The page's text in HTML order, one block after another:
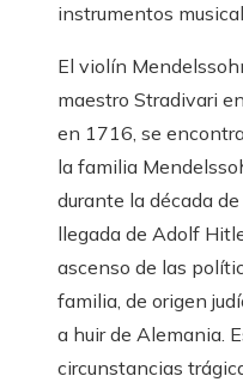
instrumentos
El violín
maestro Stradivari
en 1716, se
la familia
durante la década
llegada de Adolf
ascenso de las
familia, de origen
a huir de Alemania.
circunstancias